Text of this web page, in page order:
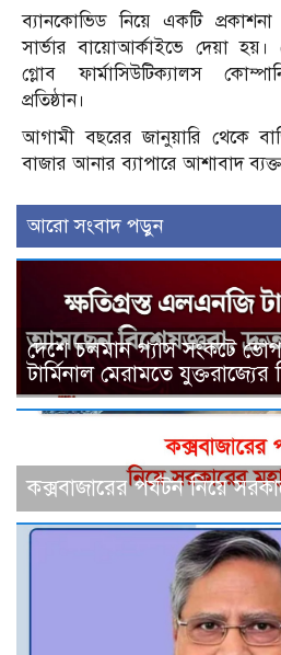
ব্যানকোভিড নিয়ে একটি প্রকাশনা
সার্ভার বায়োআর্কাইভে দেয়া হয়।
গ্লোব ফার্মাসিউটিক্যালস
প্রতিষ্ঠান।
আগামী বছরের জানুয়ারি থেকে
বাজার আনার ব্যাপারে আশাবাদ ব্যক্ত
আরো সংবাদ পড়ুন
দেশে চলমান গ্যাস সংকটে
টার্মিনাল মেরামতে
কক্সবাজারের পর্যটন নিয়ে